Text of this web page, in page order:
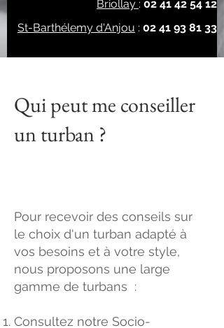
Briollay : 02 41 42 54 12
St-Barthélemy d'Anjou : 02 41 93 81 33
Qui peut me conseiller
un turban ?
Pour recevoir des conseils sur
le choix d'un turban adapté à
vos besoins et à votre style,
nous proposons une large
gamme de turbans :
Consultez notre Socio-